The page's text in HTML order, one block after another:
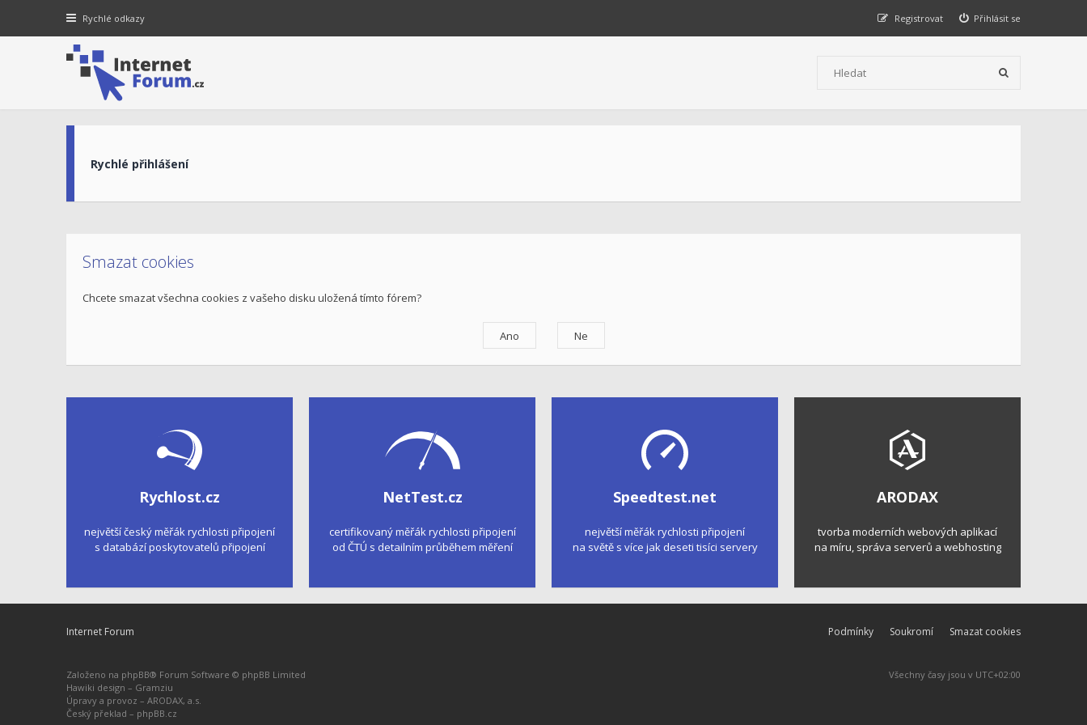
Rychlé odkazy Přihlásit se
Registrovat
Rychlé přihlášení
Smazat cookies
Chcete smazat všechna cookies z vašeho disku uložená tímto fórem?
Rychlost.cz
největší český měřák rychlosti připojení
s databází poskytovatelů připojení
NetTest.cz
certifikovaný měřák rychlosti připojení
od ČTÚ s detailním průběhem měření
Speedtest.net
největší měřák rychlosti připojení
na světě s více jak deseti tisíci servery
ARODAX
tvorba moderních webových aplikací
na míru, správa serverů a webhosting
Internet Forum Smazat cookies
Soukromí
Podmínky
Založeno na phpBB® Forum Software © phpBB Limited
Hawiki design – Gramziu
Úpravy a provoz – ARODAX, a.s.
Český překlad – phpBB.cz
Všechny časy jsou v UTC+02:00